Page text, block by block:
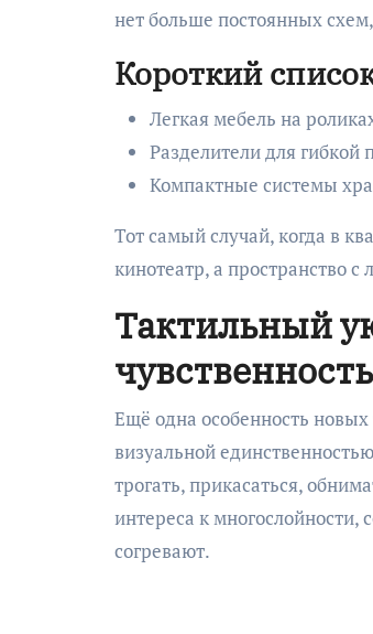
нет больше постоянных
Короткий
Легкая мебель на
Разделители для гибкой
Компактные системы
Тот самый случай, когда в
кинотеатр, а пространство
Тактильный
Ещё одна особенность новых
визуальной
трогать, прикасаться,
интереса к
согревают.